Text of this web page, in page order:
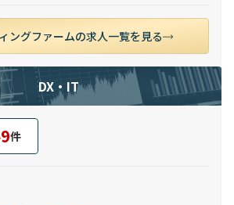
ングファームの求人一覧を見る
DX・IT
件